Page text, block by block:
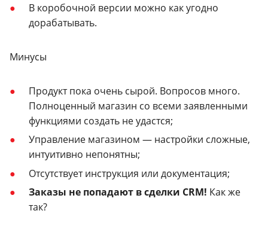
В коробочной версии можно как угодно
дорабатывать.
Минусы
Продукт пока очень сырой. Вопросов много.
Полноценный магазин со всеми заявленными
функциями создать не удастся;
Управление магазином — настройки сложные,
интуитивно непонятны;
Отсутствует инструкция или документация;
Заказы не попадают в сделки CRM! Как же
так?